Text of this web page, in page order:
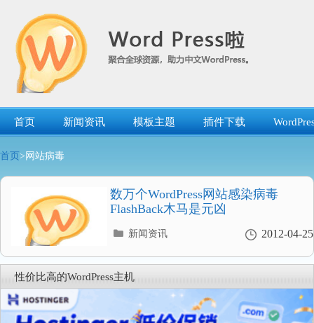
首页 新闻资讯 模板主题 插件下载
首页 >网站病毒
数万个WordPress网站感染病毒
FlashBack木马是元凶
2012-04-25
分
录
新闻资讯
性价比高的WordPress主机